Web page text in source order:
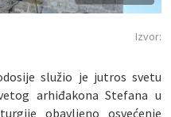
Izvor:
služio je jutros svetu
arhiđakona Stefana u
obavljeno osvećenje